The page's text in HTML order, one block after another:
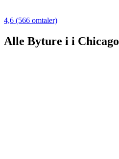
4,6 (566 omtaler)
Alle Byture i i Chicago